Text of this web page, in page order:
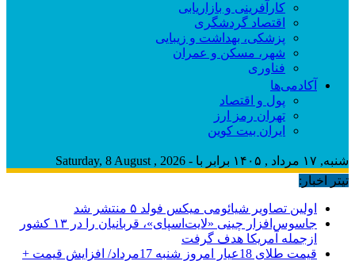
کارآفرینی و بازاریابی
اقتصاد گردشگری
پزشکی، بهداشت و زیبایی
شهر، مسکن و عمران
فناوری
آکادمی‌ها
پول و اقتصاد
تهران رمز ارز
ایران بیت کوین
شنبه, ۱۷ مرداد , ۱۴۰۵ برابر با - Saturday, 8 August , 2026
تیتر اخبار:
اولین تصاویر شیائومی میکس فولد ۵ منتشر شد
جاسوس‌افزار چینی «لایت‌اسپای»، قربانیان را در ۱۳ کشور
ازجمله آمریکا هدف گرفت
قیمت طلای 18عیار امروز شنبه 17مرداد/ افزایش قیمت +